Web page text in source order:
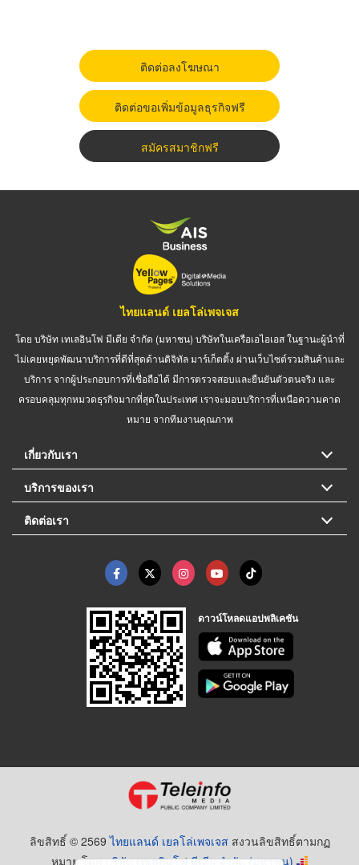
ติดต่อลงโฆษณา
ติดต่อขอเพิ่มข้อมูลธุรกิจฟรี
สมัครสมาชิกฟรี
ไทยแลนด์ เยลโล่เพจเจส
โดย บริษัท เทเลอินโฟ มีเดีย จำกัด (มหาชน) บริษัทในเครือเอไอเอส ในฐานะผู้นำที่
ไม่เคยหยุดพัฒนาบริการที่ดีที่สุดด้านดิจิทัล มาร์เก็ตติ้ง ผ่านเว็บไซต์รวมสินค้าและ
บริการ จากผู้ประกอบการที่เชื่อถือได้ มีการตรวจสอบและยืนยันตัวตนจริง และ
ครอบคลุมทุกหมวดธุรกิจมากที่สุดในประเทศ เราจะมอบบริการที่เหนือความคาด
หมาย จากทีมงานคุณภาพ
เกี่ยวกับเรา
บริการของเรา
ติดต่อเรา
ดาวน์โหลดแอปพลิเคชัน
ลิขสิทธิ์ © 2569ไทยแลนด์ เยลโล่เพจเจส สงวนลิขสิทธิ์ตามกฏ
หมาย โดยบริษัท เทเลอินโฟ มีเดีย จำกัด (มหาชน)